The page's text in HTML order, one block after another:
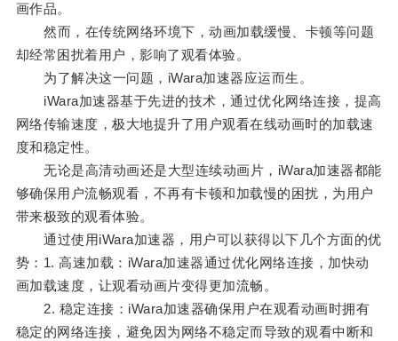
画作品。
然而，在传统网络环境下，动画加载缓慢、卡顿等问题
却经常困扰着用户，影响了观看体验。
为了解决这一问题，iWara加速器应运而生。
iWara加速器基于先进的技术，通过优化网络连接，提高
网络传输速度，极大地提升了用户观看在线动画时的加载速
度和稳定性。
无论是高清动画还是大型连续动画片，iWara加速器都能
够确保用户流畅观看，不再有卡顿和加载慢的困扰，为用户
带来极致的观看体验。
通过使用iWara加速器，用户可以获得以下几个方面的优
势：1. 高速加载：iWara加速器通过优化网络连接，加快动
画加载速度，让观看动画片变得更加流畅。
2. 稳定连接：iWara加速器确保用户在观看动画时拥有
稳定的网络连接，避免因为网络不稳定而导致的观看中断和